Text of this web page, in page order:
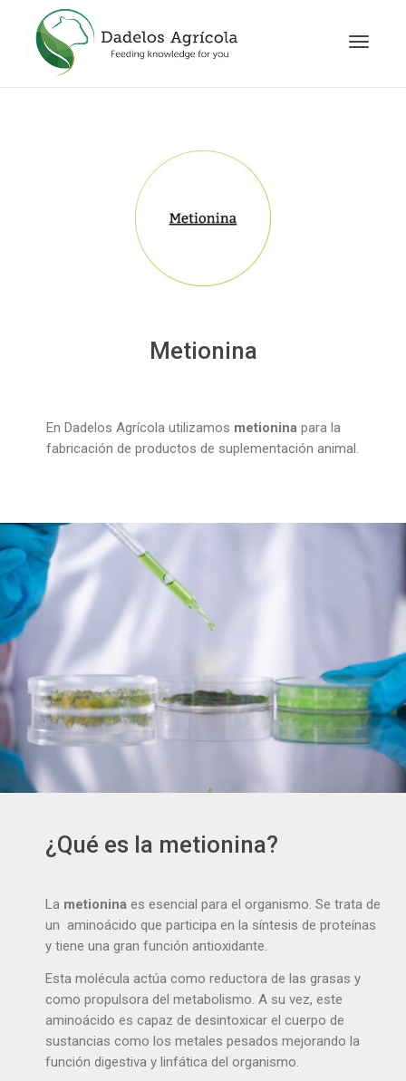
Metionina
En Dadelos Agrícola utilizamos metioninapara la
fabricación de productos de suplementación animal.
¿Qué es la metionina?
La metionina es esencial para el organismo. Se trata de
un aminoácido que participa en la síntesis de proteínas
y tiene una gran función antioxidante.
Esta molécula actúa como reductora de las grasas y
como propulsora del metabolismo. A su vez, este
aminoácido es capaz de desintoxicar el cuerpo de
sustancias como los metales pesados mejorando la
función digestiva y linfática del organismo.